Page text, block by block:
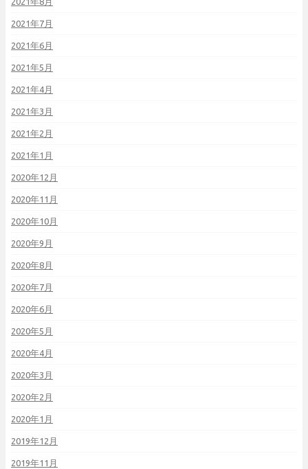
2021年7月
2021年6月
2021年5月
2021年4月
2021年3月
2021年2月
2021年1月
2020年12月
2020年11月
2020年10月
2020年9月
2020年8月
2020年7月
2020年6月
2020年5月
2020年4月
2020年3月
2020年2月
2020年1月
2019年12月
2019年11月